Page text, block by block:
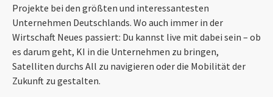
Projekte bei den größten und interessantesten
Unternehmen Deutschlands. Wo auch immer in der
Wirtschaft Neues passiert: Du kannst live mit dabei sein – ob
es darum geht, KI in die Unternehmen zu bringen,
Satelliten durchs All zu navigieren oder die Mobilität der
Zukunft zu gestalten.